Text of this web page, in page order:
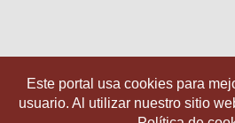
Este portal usa cookies para
usuario. Al utilizar nuestro sitio